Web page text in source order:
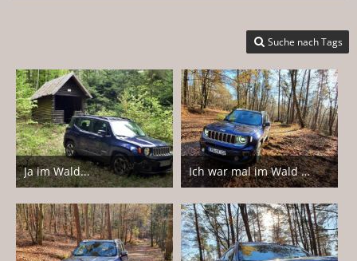
Suche nach Tags
Ja im Wald...
13. Mai 2021
5
Ich war mal im Wald nach dem Rechten schauen
14. November 2020
6